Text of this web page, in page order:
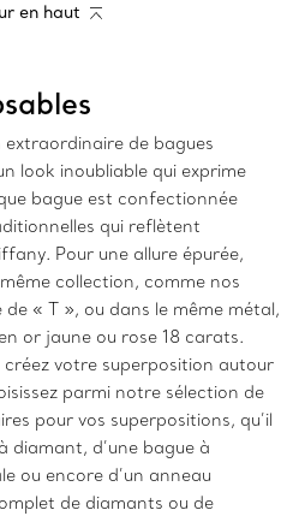
en haut
de bagues
look inoubliable qui exprime
bague est confectionnée
qui reflètent
Pour une allure épurée,
collection, comme nos
« T », ou dans le même métal,
or jaune ou rose 18 carats.
créez votre superposition autour
parmi notre sélection de
pour vos superpositions, qu’il
diamant, d’une bague à
ou encore d’un anneau
de diamants ou de